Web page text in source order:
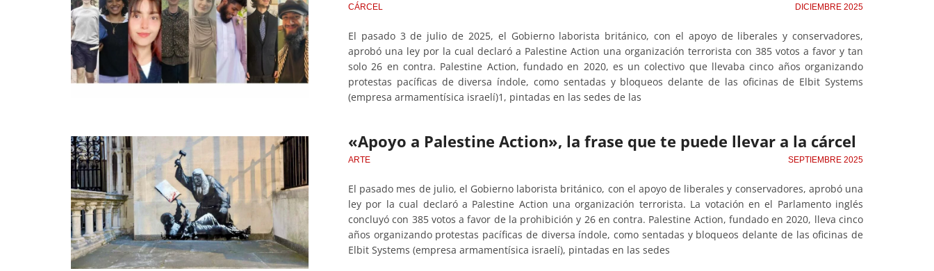
CÁRCEL DICIEMBRE 2025
El pasado 3 de julio de 2025, el Gobierno laborista británico, con el apoyo de liberales y conservadores,
aprobó una ley por la cual declaró a Palestine Action una organización terrorista con 385 votos a favor y tan
solo 26 en contra. Palestine Action, fundado en 2020, es un colectivo que llevaba cinco años organizando
protestas pacíficas de diversa índole, como sentadas y bloqueos delante de las oficinas de Elbit Systems
(empresa armamentísica israelí)1, pintadas en las sedes de las
«Apoyo a Palestine Action», la frase que te puede llevar a la cárcel
ARTE SEPTIEMBRE 2025
El pasado mes de julio, el Gobierno laborista británico, con el apoyo de liberales y conservadores, aprobó una
ley por la cual declaró a Palestine Action una organización terrorista. La votación en el Parlamento inglés
concluyó con 385 votos a favor de la prohibición y 26 en contra. Palestine Action, fundado en 2020, lleva cinco
años organizando protestas pacíficas de diversa índole, como sentadas y bloqueos delante de las oficinas de
Elbit Systems (empresa armamentísica israelí), pintadas en las sedes